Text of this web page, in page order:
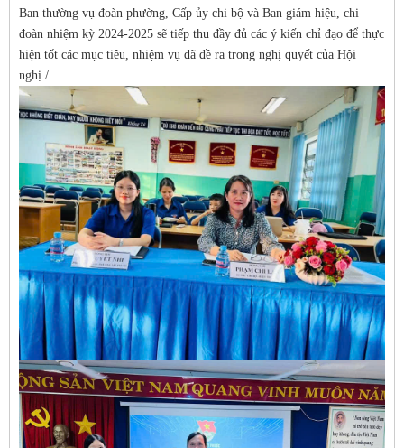
Ban thường vụ đoàn phường, Cấp ủy chi bộ và Ban giám hiệu, chi
đoàn nhiệm kỳ 2024-2025 sẽ tiếp thu đầy đủ các ý kiến chỉ đạo để thực
hiện tốt các mục tiêu, nhiệm vụ đã đề ra trong nghị quyết của Hội
nghị./.